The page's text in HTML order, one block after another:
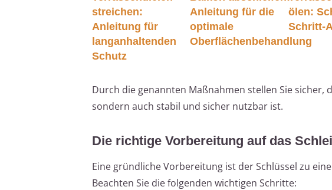
streichen:
Anleitung für
langanhaltenden
Schutz
Anleitung für die
optimale
Oberflächenbehandlung
ölen:
Schritt-
Durch die genannten Maßnahmen stellen Sie
sondern auch stabil und sicher nutzbar ist.
Die richtige Vorbereitung auf das
Eine gründliche Vorbereitung ist der Schlüssel zu
Beachten Sie die folgenden wichtigen Schritte: